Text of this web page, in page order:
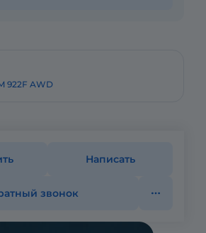
922F AWD
Написать
звонок